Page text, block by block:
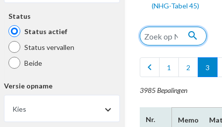
Status
Status actief
Status vervallen
Beide
Versie opname
Kies
(NHG-Tabel 45)
search
chevron_left 1 2 3
3985 Bepalingen
Nr. Memo